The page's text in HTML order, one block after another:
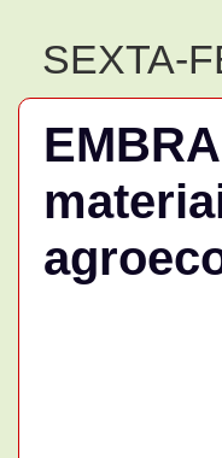
SEXTA-